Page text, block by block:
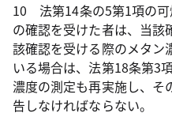
10 法第14条の5第1項の可
の確認を受けた者は、当該
該確認を受ける際のメタン
いる場合は、法第18条第3
濃度の測定も再実施し、そ
告しなければならない。